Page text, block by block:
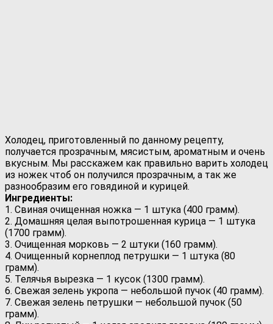
Холодец, приготовленный по данному рецепту,
получается прозрачным, мясистым, ароматным и очень
вкусным. Мы расскажем как правильно варить холодец
из ножек чтоб он получился прозрачным, а так же
разнообразим его говядиной и курицей.
Ингредиенты:
1. Свиная очищенная ножка — 1 штука (400 грамм).
2. Домашняя целая выпотрошенная курица — 1 штука
(1700 грамм).
3. Очищенная морковь — 2 штуки (160 грамм).
4. Очищенный корнеплод петрушки — 1 штука (80
грамм).
5. Телячья вырезка — 1 кусок (1300 грамм).
6. Свежая зелень укропа — небольшой пучок (40 грамм).
7. Свежая зелень петрушки — небольшой пучок (50
грамм).